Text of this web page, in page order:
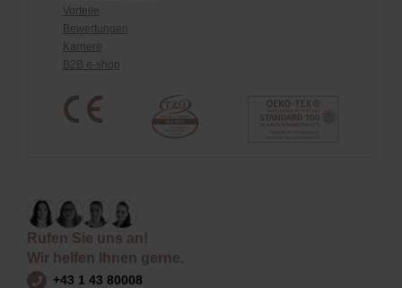
Vorteile
Bewertungen
Karriere
B2B e-shop
Rufen Sie uns an!
Wir helfen Ihnen gerne.
+43 1 43 80008